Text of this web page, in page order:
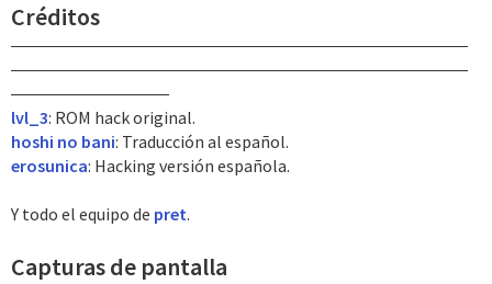
Créditos
lvl_3: ROM hack original.
hoshi no bani: Traducción al español.
erosunica: Hacking versión española.
Y todo el equipo de pret.
Capturas de pantalla